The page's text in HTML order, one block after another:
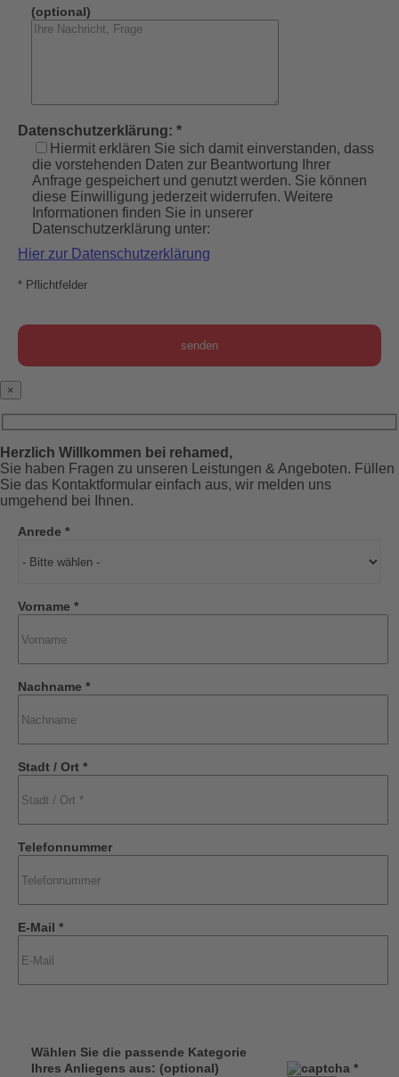
(optional)
Datenschutzerklärung: *
Hiermit erklären Sie sich damit einverstanden, dass
die vorstehenden Daten zur Beantwortung Ihrer
Anfrage gespeichert und genutzt werden. Sie können
diese Einwilligung jederzeit widerrufen. Weitere
Informationen finden Sie in unserer
Datenschutzerklärung unter:
Hier zur Datenschutzerklärung
* Pflichtfelder
×
Herzlich Willkommen bei rehamed,
Sie haben Fragen zu unseren Leistungen & Angeboten. Füllen
Sie das Kontaktformular einfach aus, wir melden uns
umgehend bei Ihnen.
Anrede *
Vorname *
Nachname *
Stadt / Ort *
Telefonnummer
E-Mail *
Wählen Sie die passende Kategorie
Ihres Anliegens aus: (optional)
*